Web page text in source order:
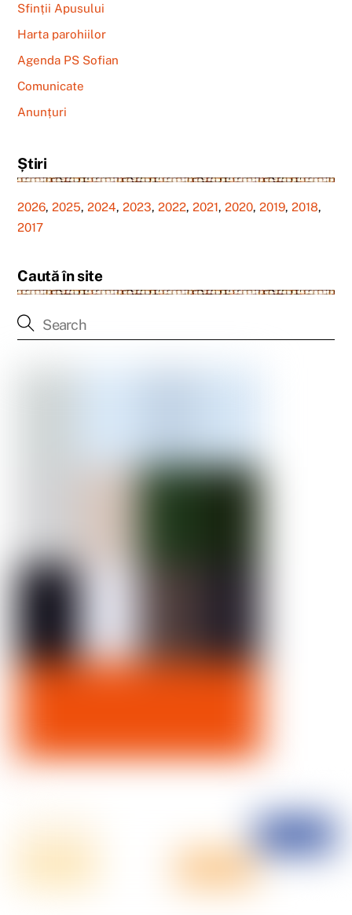
Sfinții Apusului
Harta parohiilor
Agenda PS Sofian
Comunicate
Anunțuri
Știri
2026,2025,2024,2023,2022,2021,2020,2019,2018,
2017
Caută în site